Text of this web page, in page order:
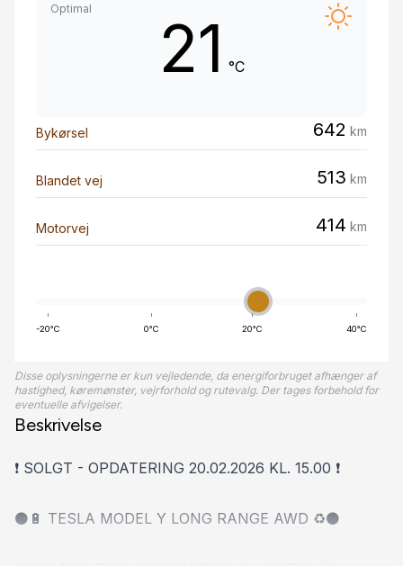
Optimal
21 °C
Bykørsel 642 km
Blandet vej 513 km
Motorvej 414 km
-20°C 0°C 20°C 40°C
Disse oplysningerne er kun vejledende, da energiforbruget afhænger af
hastighed, køremønster, vejrforhold og rutevalg. Der tages forbehold for
eventuelle afvigelser.
Beskrivelse
❗ SOLGT - OPDATERING 20.02.2026 KL. 15.00 ❗
⚫🔋 TESLA MODEL Y LONG RANGE AWD ♻⚫